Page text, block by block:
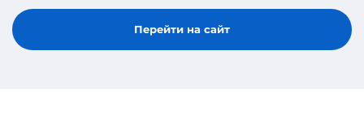
Перейти на сайт